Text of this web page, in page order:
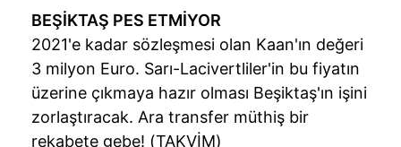
BEŞİKTAŞ PES ETMİYOR
2021'e kadar sözleşmesi olan Kaan'ın değeri
3 milyon Euro. Sarı-Lacivertliler'in bu fiyatın
üzerine çıkmaya hazır olması Beşiktaş'ın işini
zorlaştıracak. Ara transfer müthiş bir
rekabete gebe! (TAKVİM)